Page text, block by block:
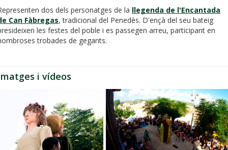
dos dels personatges de la llegenda de l'Encantada
Can Fàbregas, tradicional del Penedès. D'ençà del seu bateig
les festes del poble i es passegen arreu, participant en
trobades de gegants.
i vídeos